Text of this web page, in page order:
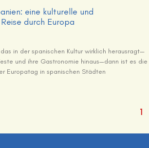
eine kulturelle und
durch Europa
in der spanischen Kultur wirklich herausragt—
und ihre Gastronomie hinaus—dann ist es die
Europatag in spanischen Städten
1